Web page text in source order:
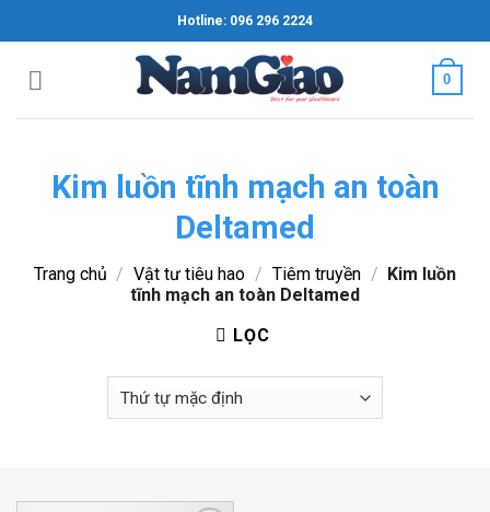
to
content
Hotline: 096 296 2224
0
Kim luồn tĩnh mạch an toàn
Deltamed
Trang chủ / Vật tư tiêu hao / Tiêm truyền /
Kim luồn
tĩnh mạch an toàn Deltamed
LỌC